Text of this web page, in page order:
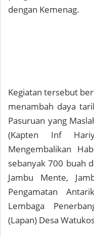
dengan Kemenag.
Kegiatan tersebut
menambah daya
Pasuruan yang
(Kapten Inf
Mengembalikan
sebanyak 700 buah
Jambu Mente,
Pengamatan
Lembaga
(Lapan) Desa